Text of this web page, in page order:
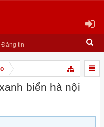
Đăng tin
biển hà nội